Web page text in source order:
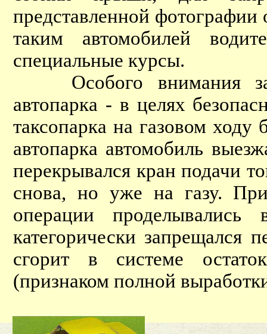
представленной
таким автомобилей
специальные курсы.
Особого внимания
автопарка - в целях
таксопарка на газовом
автопарка автомобиль
перекрывался кран подачи
снова, но уже на газу.
операции
категорически запрещался
сгорит в системе
(признаком полной